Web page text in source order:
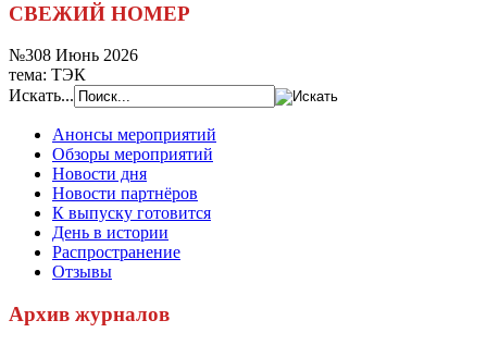
СВЕЖИЙ НОМЕР
№308 Июнь 2026
тема: ТЭК
Искать...
Анонсы мероприятий
Обзоры мероприятий
Новости дня
Новости партнёров
К выпуску готовится
День в истории
Распространение
Отзывы
Архив журналов